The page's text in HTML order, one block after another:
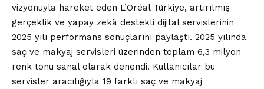
vizyonuyla hareket eden L’Oréal Türkiye, artırılmış
gerçeklik ve yapay zekâ destekli dijital servislerinin
2025 yılı performans sonuçlarını paylaştı. 2025 yılında
saç ve makyaj servisleri üzerinden toplam 6,3 milyon
renk tonu sanal olarak denendi. Kullanıcılar bu
servisler aracılığıyla 19 farklı saç ve makyaj